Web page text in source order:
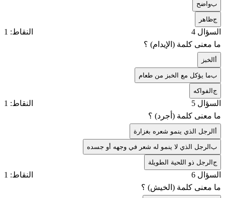
بواضح
جظاهر
السؤال 4
النقاط: 1
ما معنى كلمة (الإيدام) ؟
الخبز
بما يؤكل مع الخبز من طعام
جالفواكه
السؤال 5
النقاط: 1
ما معنى كلمة (أجرد) ؟
الرجل الذي ينمو شعره بغزارة
بالرجل الذي لا ينمو له شعر في وجهه أو جسده
جالرجل ذو اللحية الطويلة
السؤال 6
النقاط: 1
ما معنى كلمة (الخيش) ؟